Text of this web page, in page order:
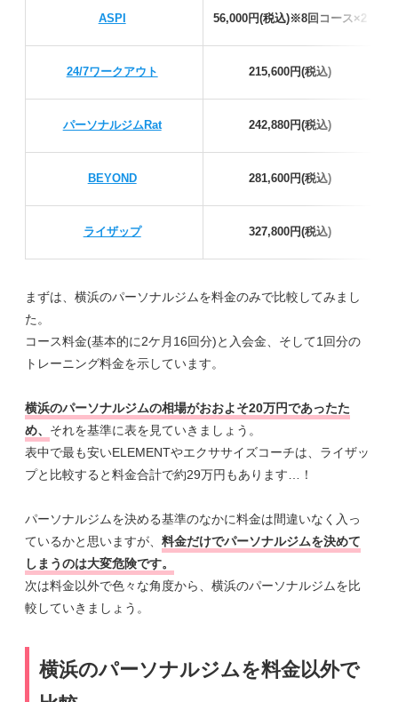
ASPI 56,000円(税込)※8回コース×2
24/7ワークアウト 215,600円(税込)
パーソナルジムRat 242,880円(税込)
BEYOND 281,600円(税込)
ライザップ 327,800円(税込)
まずは、横浜のパーソナルジムを料金のみで比較してみまし
た。
コース料金(基本的に2ケ月16回分)と入会金、そして1回分の
トレーニング料金を示しています。
横浜のパーソナルジムの相場がおおよそ20万円であったた
め、 それを基準に表を見ていきましょう。
表中で最も安いELEMENTやエクササイズコーチは、ライザッ
プと比較すると料金合計で約29万円もあります…！
パーソナルジムを決める基準のなかに料金は間違いなく入っ
ているかと思いますが、料金だけでパーソナルジムを決めて
しまうのは大変危険です。
次は料金以外で色々な角度から、横浜のパーソナルジムを比
較していきましょう。
横浜のパーソナルジムを料金以外で